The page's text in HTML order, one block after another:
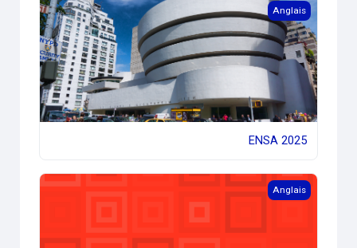
ENSA 2025
Anglais
ENSA 2025
Family A1 LG
Anglais